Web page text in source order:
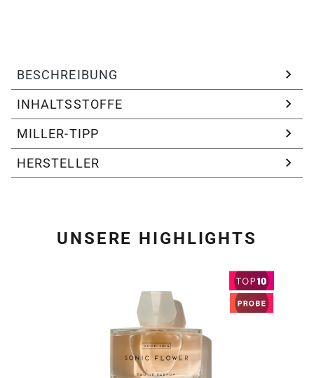
BESCHREIBUNG
INHALTSSTOFFE
MILLER-TIPP
HERSTELLER
UNSERE HIGHLIGHTS